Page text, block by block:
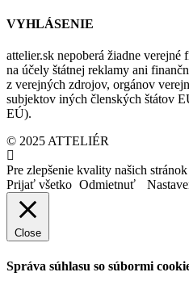
VYHLÁSENIE
attelier.sk nepoberá žiadne
na účely štátnej reklamy ani
z verejných zdrojov, orgánov
subjektov iných členských štátov
EÚ).
© 2025 ATTELIÉR
Pre zlepšenie kvality našich
Prijať všetko Odmietnuť
Close
Správa súhlasu so súbormi